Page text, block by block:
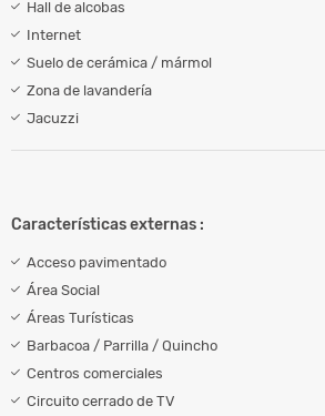
Hall de alcobas
Internet
Suelo de cerámica / mármol
Zona de lavandería
Jacuzzi
Características externas :
Acceso pavimentado
Área Social
Áreas Turísticas
Barbacoa / Parrilla / Quincho
Centros comerciales
Circuito cerrado de TV